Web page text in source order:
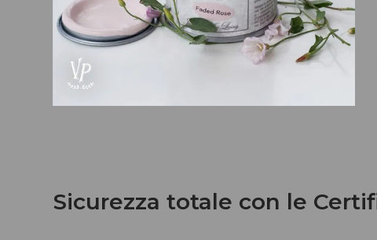
Sicurezza totale con le